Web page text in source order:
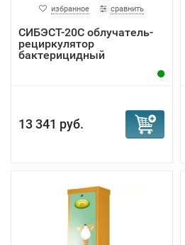
избранное сравнить
СИБЭСТ-20С облучатель-
рециркулятор
бактерицидный
13 341 руб.